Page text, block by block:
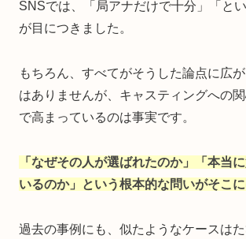
SNSでは、「局アナだけで十分」「と
が目につきました。
もちろん、すべてがそうした論点に広
はありませんが、キャスティングへの
で高まっているのは事実です。
「なぜその人が選ばれたのか」「本当
いるのか」という根本的な問いがそこに
過去の事例にも、似たようなケースは